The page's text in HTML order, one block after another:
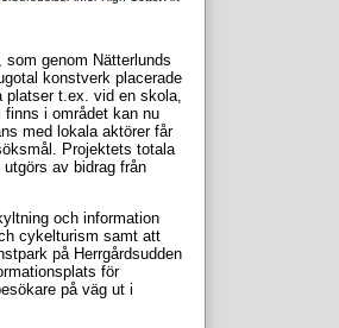
genom Nätterlunds
konstverk placerade
t.ex. vid en skola,
i området kan nu
med lokala aktörer får
Projektets totala
av bidrag från
och information
cykelturism samt att
på Herrgårdsudden
för
på väg ut i